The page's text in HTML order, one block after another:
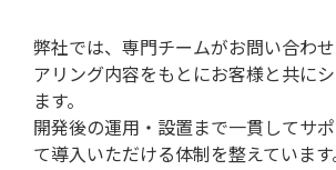
弊社では、専門チームがお問い合わ
アリング内容をもとにお客様と共に
ます。
開発後の運用・設置まで一貫してサ
て導入いただける体制を整えています